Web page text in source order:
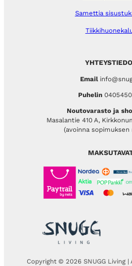
Email
Puhelin
Noutovarasto ja
Masalantie 410 A,
(avoinna sopimuksen
Samettia
Copyright © 2026 SNUGG Living |